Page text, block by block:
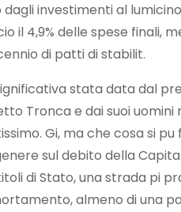
investimenti al
il 4,9% delle spese
di patti di stabilit.
stata data dal
Tronca e dai suoi
Gi, ma che cosa si
sul debito della
di Stato, una strada pi
almeno di una